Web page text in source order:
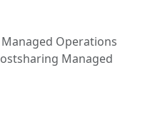
Operations
Managed